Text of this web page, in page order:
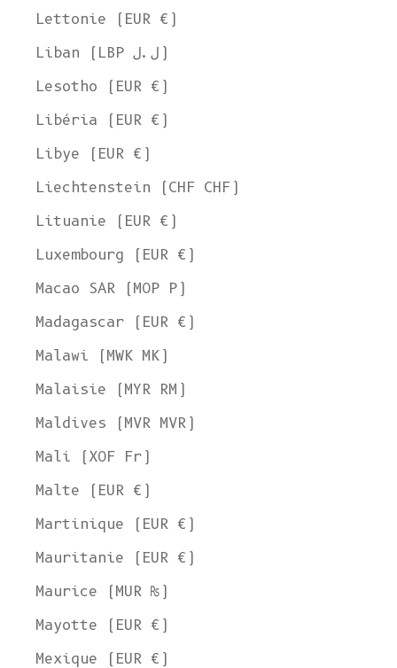
Lettonie (EUR €)
Liban (LBP ل.ل)
Lesotho (EUR €)
Libéria (EUR €)
Libye (EUR €)
Liechtenstein (CHF CHF)
Lituanie (EUR €)
Luxembourg (EUR €)
Macao SAR (MOP P)
Madagascar (EUR €)
Malawi (MWK MK)
Malaisie (MYR RM)
Maldives (MVR MVR)
Mali (XOF Fr)
Malte (EUR €)
Martinique (EUR €)
Mauritanie (EUR €)
Maurice (MUR ₨)
Mayotte (EUR €)
Mexique (EUR €)